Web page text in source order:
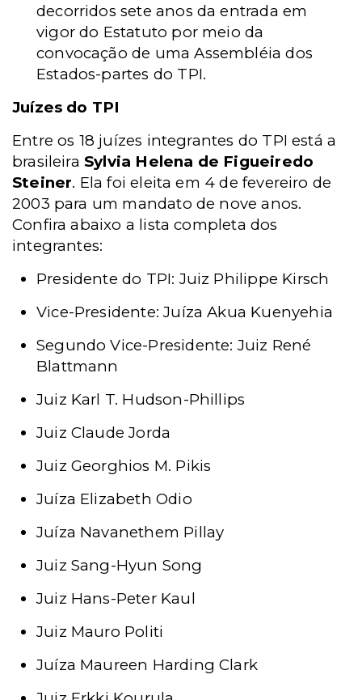
decorridos sete anos da entrada em
vigor do Estatuto por meio da
convocação de uma Assembléia dos
Estados-partes do TPI.
Juízes do TPI
Entre os 18 juízes integrantes do TPI está a
brasileiraSylvia Helena de Figueiredo
Steiner. Ela foi eleita em 4 de fevereiro de
2003 para um mandato de nove anos.
Confira abaixo a lista completa dos
integrantes:
Presidente do TPI: Juiz Philippe Kirsch
Vice-Presidente: Juíza Akua Kuenyehia
Segundo Vice-Presidente: Juiz René
Blattmann
Juiz Karl T. Hudson-Phillips
Juiz Claude Jorda
Juiz Georghios M. Pikis
Juíza Elizabeth Odio
Juíza Navanethem Pillay
Juiz Sang-Hyun Song
Juiz Hans-Peter Kaul
Juiz Mauro Politi
Juíza Maureen Harding Clark